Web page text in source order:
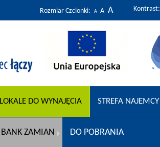
Rozmiar Czcionki: A A A Kontrast:
LOKALE DO WYNAJĘCIA STREFA NAJEMCY
BANK ZAMIAN DO POBRANIA